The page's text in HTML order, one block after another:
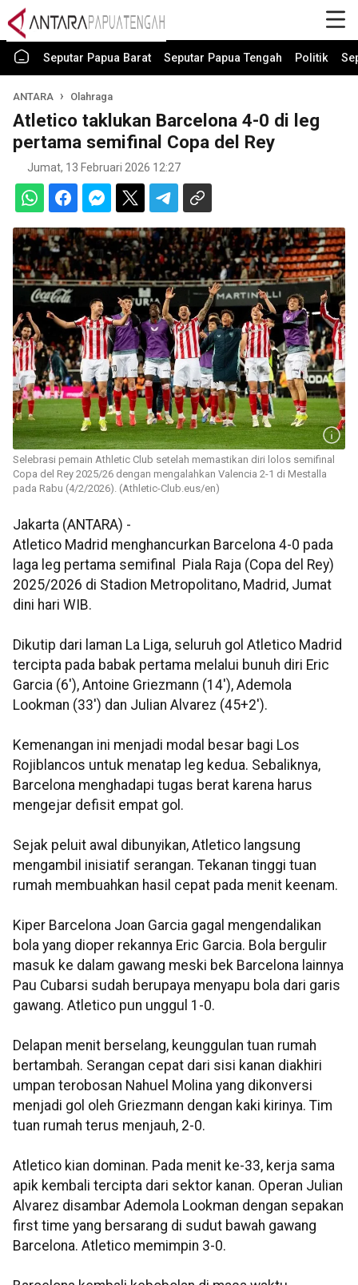
Seputar Papua Barat Seputar Papua Tengah Politik
ANTARA Olahraga
Atletico taklukan Barcelona 4-0 di leg
pertama semifinal Copa del Rey
Jumat, 13 Februari 2026 12:27
Selebrasi pemain Athletic Club setelah memastikan diri lolos semifinal
Copa del Rey 2025/26 dengan mengalahkan Valencia 2-1 di Mestalla
pada Rabu (4/2/2026). (Athletic-Club.eus/en)
Jakarta (ANTARA) -
Atletico Madrid menghancurkan Barcelona 4-0 pada
laga leg pertama semifinal Piala Raja (Copa del Rey)
2025/2026 di Stadion Metropolitano, Madrid, Jumat
dini hari WIB.
Dikutip dari laman La Liga, seluruh gol Atletico Madrid
tercipta pada babak pertama melalui bunuh diri Eric
Garcia (6'), Antoine Griezmann (14'), Ademola
Lookman (33') dan Julian Alvarez (45+2').
Kemenangan ini menjadi modal besar bagi Los
Rojiblancos untuk menatap leg kedua. Sebaliknya,
Barcelona menghadapi tugas berat karena harus
mengejar defisit empat gol.
Sejak peluit awal dibunyikan, Atletico langsung
mengambil inisiatif serangan. Tekanan tinggi tuan
rumah membuahkan hasil cepat pada menit keenam.
Kiper Barcelona Joan Garcia gagal mengendalikan
bola yang dioper rekannya Eric Garcia. Bola bergulir
masuk ke dalam gawang meski bek Barcelona lainnya
Pau Cubarsi sudah berupaya menyapu bola dari garis
gawang. Atletico pun unggul 1-0.
Delapan menit berselang, keunggulan tuan rumah
bertambah. Serangan cepat dari sisi kanan diakhiri
umpan terobosan Nahuel Molina yang dikonversi
menjadi gol oleh Griezmann dengan kaki kirinya. Tim
tuan rumah terus menjauh, 2-0.
Atletico kian dominan. Pada menit ke-33, kerja sama
apik kembali tercipta dari sektor kanan. Operan Julian
Alvarez disambar Ademola Lookman dengan sepakan
first time yang bersarang di sudut bawah gawang
Barcelona. Atletico memimpin 3-0.​​​​​​​